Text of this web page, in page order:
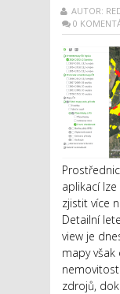
AUTOR:
0
aplikací
zjistit více
Detailní
view je
mapy
zdrojů,